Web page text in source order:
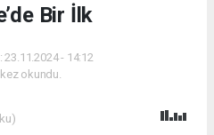
Bir İlk
23.11.2024 - 14:12
okundu.